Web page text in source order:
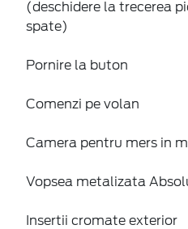
(deschidere la trecerea
spate)
Pornire la buton
Comenzi pe volan
Camera pentru mers in
Vopsea metalizata
Insertii cromate exterior